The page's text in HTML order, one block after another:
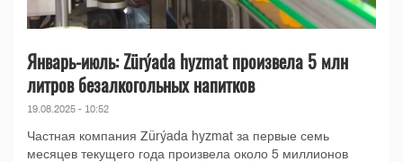
Январь-июль: Zürýada hyzmat произвела 5 млн
литров безалкогольных напитков
19.08.2025 - 10:52
Частная компания Zürýada hyzmat за первые семь
месяцев текущего года произвела около 5 миллионов